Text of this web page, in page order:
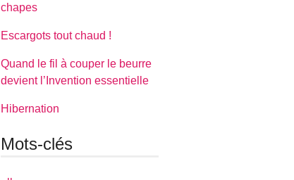
chapes
Escargots tout chaud !
Quand le fil à couper le beurre
devient l’Invention essentielle
Hibernation
Mots-clés